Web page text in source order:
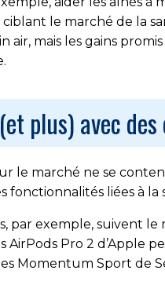
le marché de la
mais les gains
plus) avec
le marché ne se
fonctionnalités liées à la
par exemple, suivent
Pro 2 d’Apple
Momentum Sport de